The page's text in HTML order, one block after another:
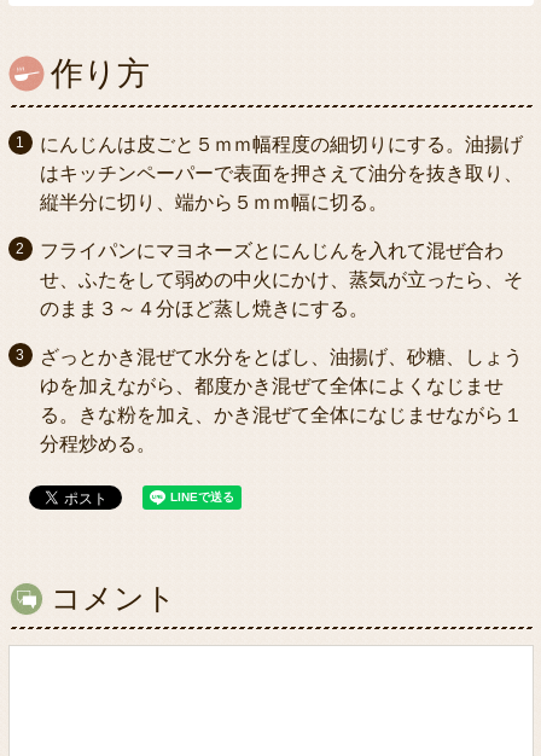
作り方
にんじんは皮ごと５ｍｍ幅程度の細切りにする。油揚げ
はキッチンペーパーで表面を押さえて油分を抜き取り、
縦半分に切り、端から５ｍｍ幅に切る。
フライパンにマヨネーズとにんじんを入れて混ぜ合わ
せ、ふたをして弱めの中火にかけ、蒸気が立ったら、そ
のまま３～４分ほど蒸し焼きにする。
ざっとかき混ぜて水分をとばし、油揚げ、砂糖、しょう
ゆを加えながら、都度かき混ぜて全体によくなじませ
る。きな粉を加え、かき混ぜて全体になじませながら１
分程炒める。
コメント